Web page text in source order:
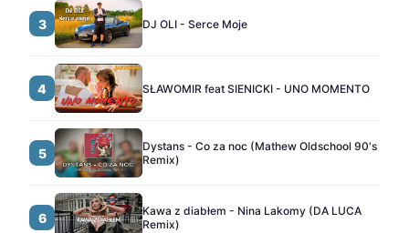
3 DJ OLI - Serce Moje
4 SŁAWOMIR feat SIENICKI - UNO MOMENTO
5
Dystans - Co za noc (Mathew Oldschool 90's
Remix)
6
Kawa z diabłem - Nina Lakomy (DA LUCA
Remix)